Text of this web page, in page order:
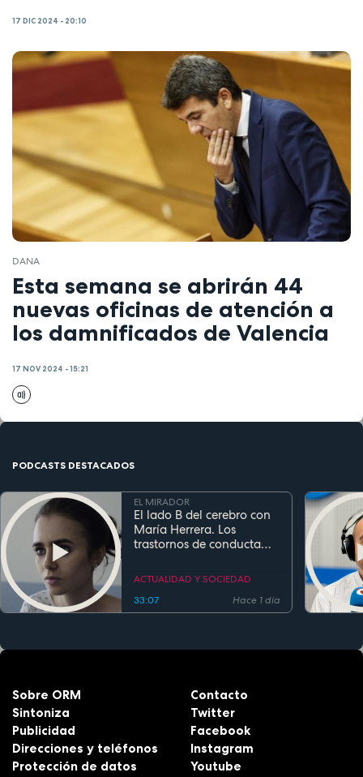
17 DIC 2024 - 20:10
DANA
Esta semana se abrirán 44
nuevas oficinas de atención a
los damnificados de Valencia
17 NOV 2024 - 15:21
PODCASTS DESTACADOS
EL MIRADOR
El lado B del cerebro con
María Herrera. Los
trastornos de conducta
ACTUALIDAD Y SOCIEDAD
33:07
Hace 1 día
Sobre ORM
Sintoniza
Publicidad
Direcciones y teléfonos
Protección de datos
Contacto
Twitter
Facebook
Instagram
Youtube